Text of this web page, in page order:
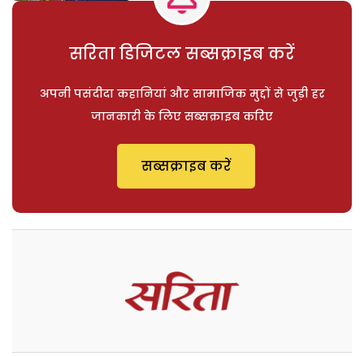
सरिता डिजिटल सब्सक्राइब करें
अपनी पसंदीदा कहानियां और सामाजिक मुद्दों से जुड़ी हर
जानकारी के लिए सब्सक्राइब करिए
सब्सक्राइब करें